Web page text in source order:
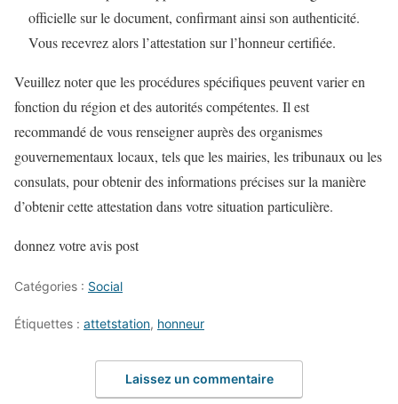
officielle sur le document, confirmant ainsi son authenticité.
Vous recevrez alors l’attestation sur l’honneur certifiée.
Veuillez noter que les procédures spécifiques peuvent varier en
fonction du région et des autorités compétentes. Il est
recommandé de vous renseigner auprès des organismes
gouvernementaux locaux, tels que les mairies, les tribunaux ou les
consulats, pour obtenir des informations précises sur la manière
d’obtenir cette attestation dans votre situation particulière.
donnez votre avis post
Catégories : Social
Étiquettes : attetstation, honneur
Laissez un commentaire